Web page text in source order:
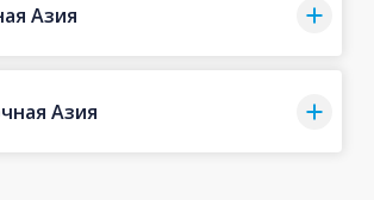
Азия
Азия